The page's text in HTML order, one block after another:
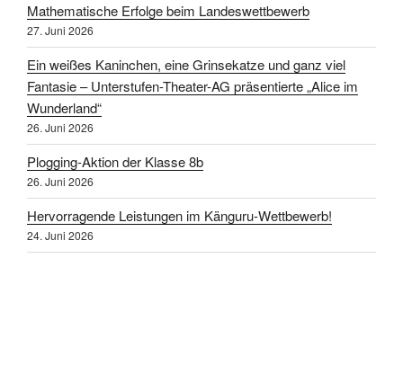
Mathematische Erfolge beim Landeswettbewerb
27. Juni 2026
Ein weißes Kaninchen, eine Grinsekatze und ganz viel
Fantasie – Unterstufen-Theater-AG präsentierte „Alice im
Wunderland“
26. Juni 2026
Plogging-Aktion der Klasse 8b
26. Juni 2026
Hervorragende Leistungen im Känguru-Wettbewerb!
24. Juni 2026